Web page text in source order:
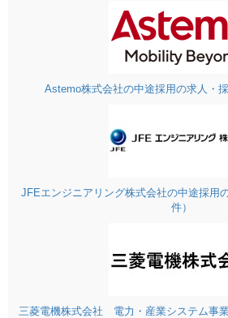
Astemo株式会社の中途採用の求人・採
JFEエンジニアリング株式会社の中途採用
件）
三菱電機株式会社 電力・産業システム事